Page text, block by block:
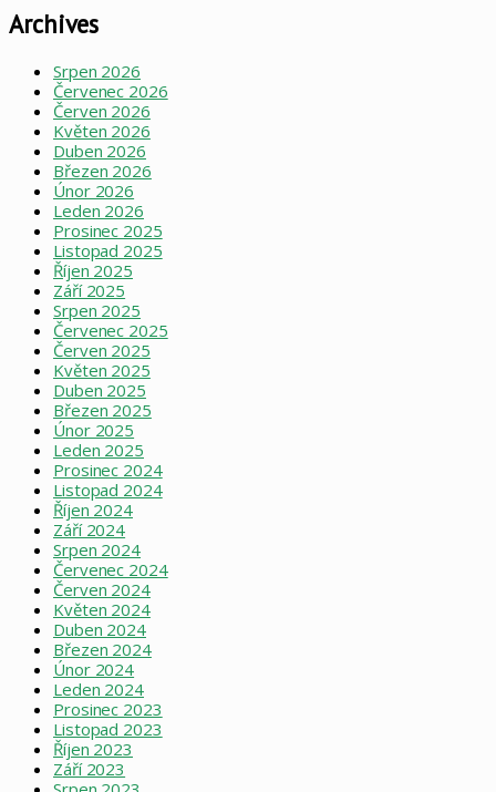
Archives
Srpen 2026
Červenec 2026
Červen 2026
Květen 2026
Duben 2026
Březen 2026
Únor 2026
Leden 2026
Prosinec 2025
Listopad 2025
Říjen 2025
Září 2025
Srpen 2025
Červenec 2025
Červen 2025
Květen 2025
Duben 2025
Březen 2025
Únor 2025
Leden 2025
Prosinec 2024
Listopad 2024
Říjen 2024
Září 2024
Srpen 2024
Červenec 2024
Červen 2024
Květen 2024
Duben 2024
Březen 2024
Únor 2024
Leden 2024
Prosinec 2023
Listopad 2023
Říjen 2023
Září 2023